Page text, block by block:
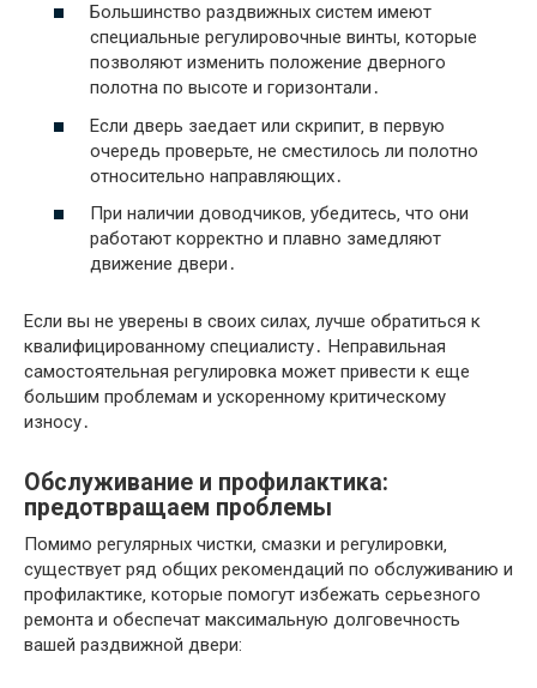
Большинство раздвижных систем имеют
специальные регулировочные винты‚ которые
позволяют изменить положение дверного
полотна по высоте и горизонтали․
Если дверь заедает или скрипит‚ в первую
очередь проверьте‚ не сместилось ли полотно
относительно направляющих․
При наличии доводчиков‚ убедитесь‚ что они
работают корректно и плавно замедляют
движение двери․
Если вы не уверены в своих силах‚ лучше обратиться к
квалифицированному специалисту․ Неправильная
самостоятельная регулировка может привести к еще
большим проблемам и ускоренному критическому
износу․
Обслуживание и профилактика:
предотвращаем проблемы
Помимо регулярных чистки‚ смазки и регулировки‚
существует ряд общих рекомендаций по обслуживанию и
профилактике‚ которые помогут избежать серьезного
ремонта и обеспечат максимальную долговечность
вашей раздвижной двери: